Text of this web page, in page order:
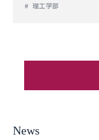
理工学部
News